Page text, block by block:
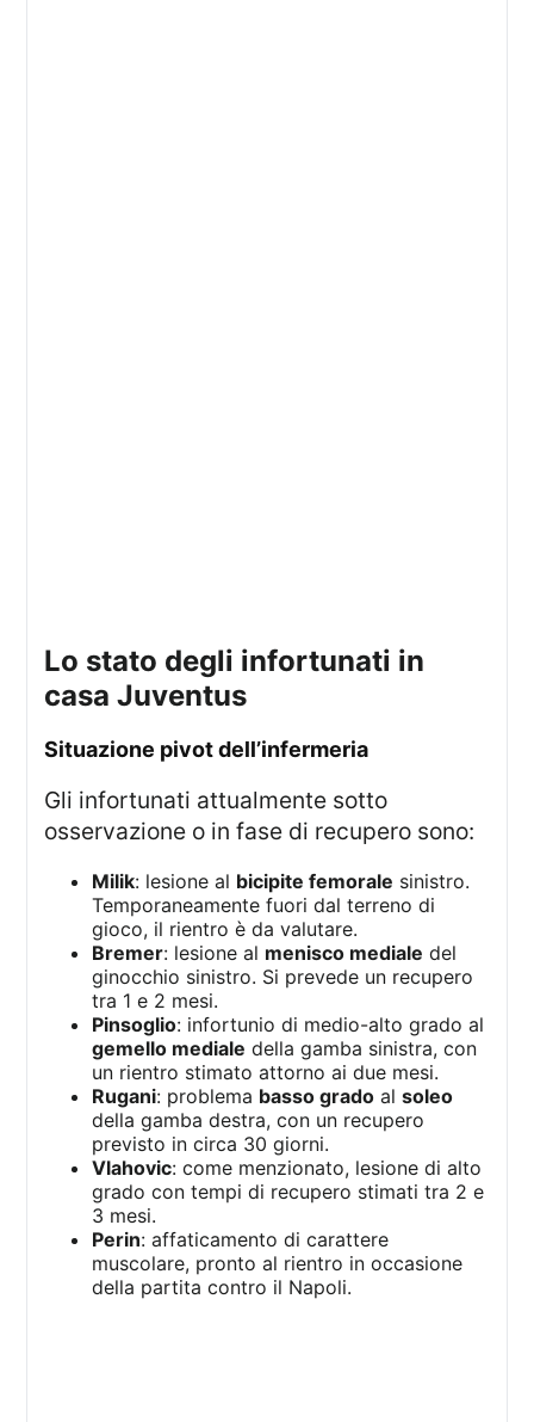
lo stato degli infortunati in
casa Juventus
situazione pivot dell’infermeria
Gli infortunati attualmente sotto
osservazione o in fase di recupero sono:
Milik: lesione al bicipite femorale sinistro.
Temporaneamente fuori dal terreno di
gioco, il rientro è da valutare.
Bremer: lesione al menisco mediale del
ginocchio sinistro. Si prevede un recupero
tra 1 e 2 mesi.
Pinsoglio: infortunio di medio-alto grado al
gemello mediale della gamba sinistra, con
un rientro stimato attorno ai due mesi.
Rugani: problema basso grado alsoleo
della gamba destra, con un recupero
previsto in circa 30 giorni.
Vlahovic: come menzionato, lesione di alto
grado con tempi di recupero stimati tra 2 e
3 mesi.
Perin: affaticamento di carattere
muscolare, pronto al rientro in occasione
della partita contro il Napoli.